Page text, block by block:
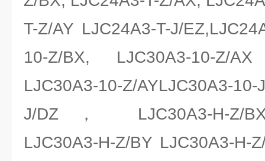
T-Z/AY LJC24A3-T-J/
10-Z/BX, LJC30A3-10-Z/AX
LJC30A3-10-Z/AYLJC30A3-
J/DZ， LJC30A3-H-Z/BX
LJC30A3-H-Z/BY LJC30A3-H-